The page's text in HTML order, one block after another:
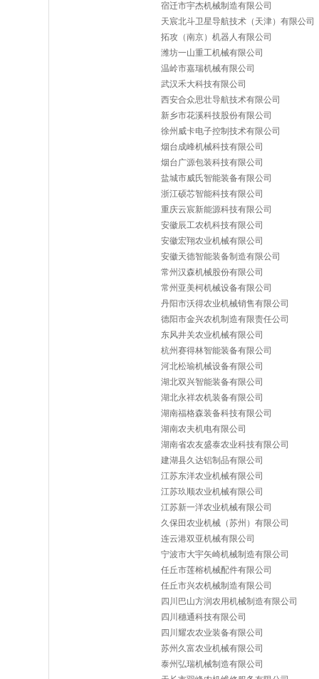
宿迁市宇杰机械制造有限公司
天宸北斗卫星导航技术（天津）有限公司
拓攻（南京）机器人有限公司
潍坊一山重工机械有限公司
温岭市嘉瑞机械有限公司
武汉禾大科技有限公司
西安合众思壮导航技术有限公司
新乡市花溪科技股份有限公司
徐州威卡电子控制技术有限公司
烟台成峰机械科技有限公司
烟台广源包装科技有限公司
盐城市威氏智能装备有限公司
浙江硕芯智能科技有限公司
重庆云宸新能源科技有限公司
安徽辰工农机科技有限公司
安徽宏翔农业机械有限公司
安徽天德智能装备制造有限公司
常州汉森机械股份有限公司
常州亚美柯机械设备有限公司
丹阳市沃得农业机械销售有限公司
德阳市金兴农机制造有限责任公司
东风井关农业机械有限公司
杭州赛得林智能装备有限公司
河北松瑜机械设备有限公司
湖北双兴智能装备有限公司
湖北永祥农机装备有限公司
湖南福格森装备科技有限公司
湖南农夫机电有限公司
湖南省农友盛泰农业科技有限公司
建湖县久达铝制品有限公司
江苏东洋农业机械有限公司
江苏玖顺农业机械有限公司
江苏新一洋农业机械有限公司
久保田农业机械（苏州）有限公司
连云港双亚机械有限公司
宁波市大宇矢崎机械制造有限公司
任丘市莲榕机械配件有限公司
任丘市兴农机械制造有限公司
四川巴山方润农用机械制造有限公司
四川穗通科技有限公司
四川耀农农业装备有限公司
苏州久富农业机械有限公司
泰州弘瑞机械制造有限公司